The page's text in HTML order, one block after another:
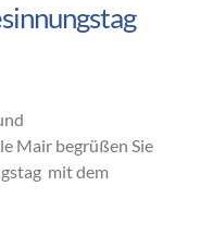
Mair begrüßen Sie
mit dem